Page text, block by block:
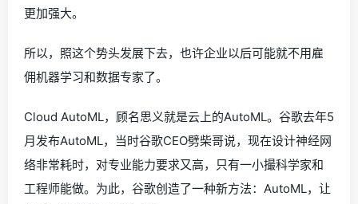
更加强大。
所以，照这个势头发展下去，也许企业以后可能就不用雇
佣机器学习和数据专家了。
Cloud AutoML，顾名思义就是云上的AutoML。谷歌去年5
月发布AutoML，当时谷歌CEO劈柴哥说，现在设计神经网
络非常耗时，对专业能力要求又高，只有一小撮科学家和
工程师能做。为此，谷歌创造了一种新方法：AutoML，让